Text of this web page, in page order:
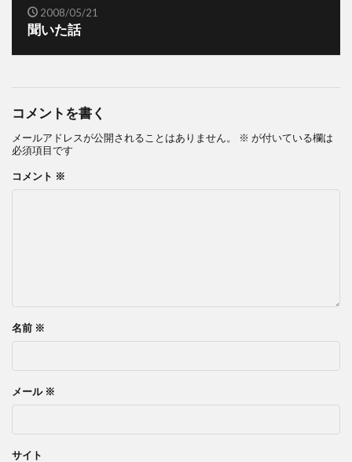
2008/05/21
聞いた話
コメントを書く
メールアドレスが公開されることはありません。 ※ が付いている欄は
必須項目です
コメント ※
名前 ※
メール ※
サイト